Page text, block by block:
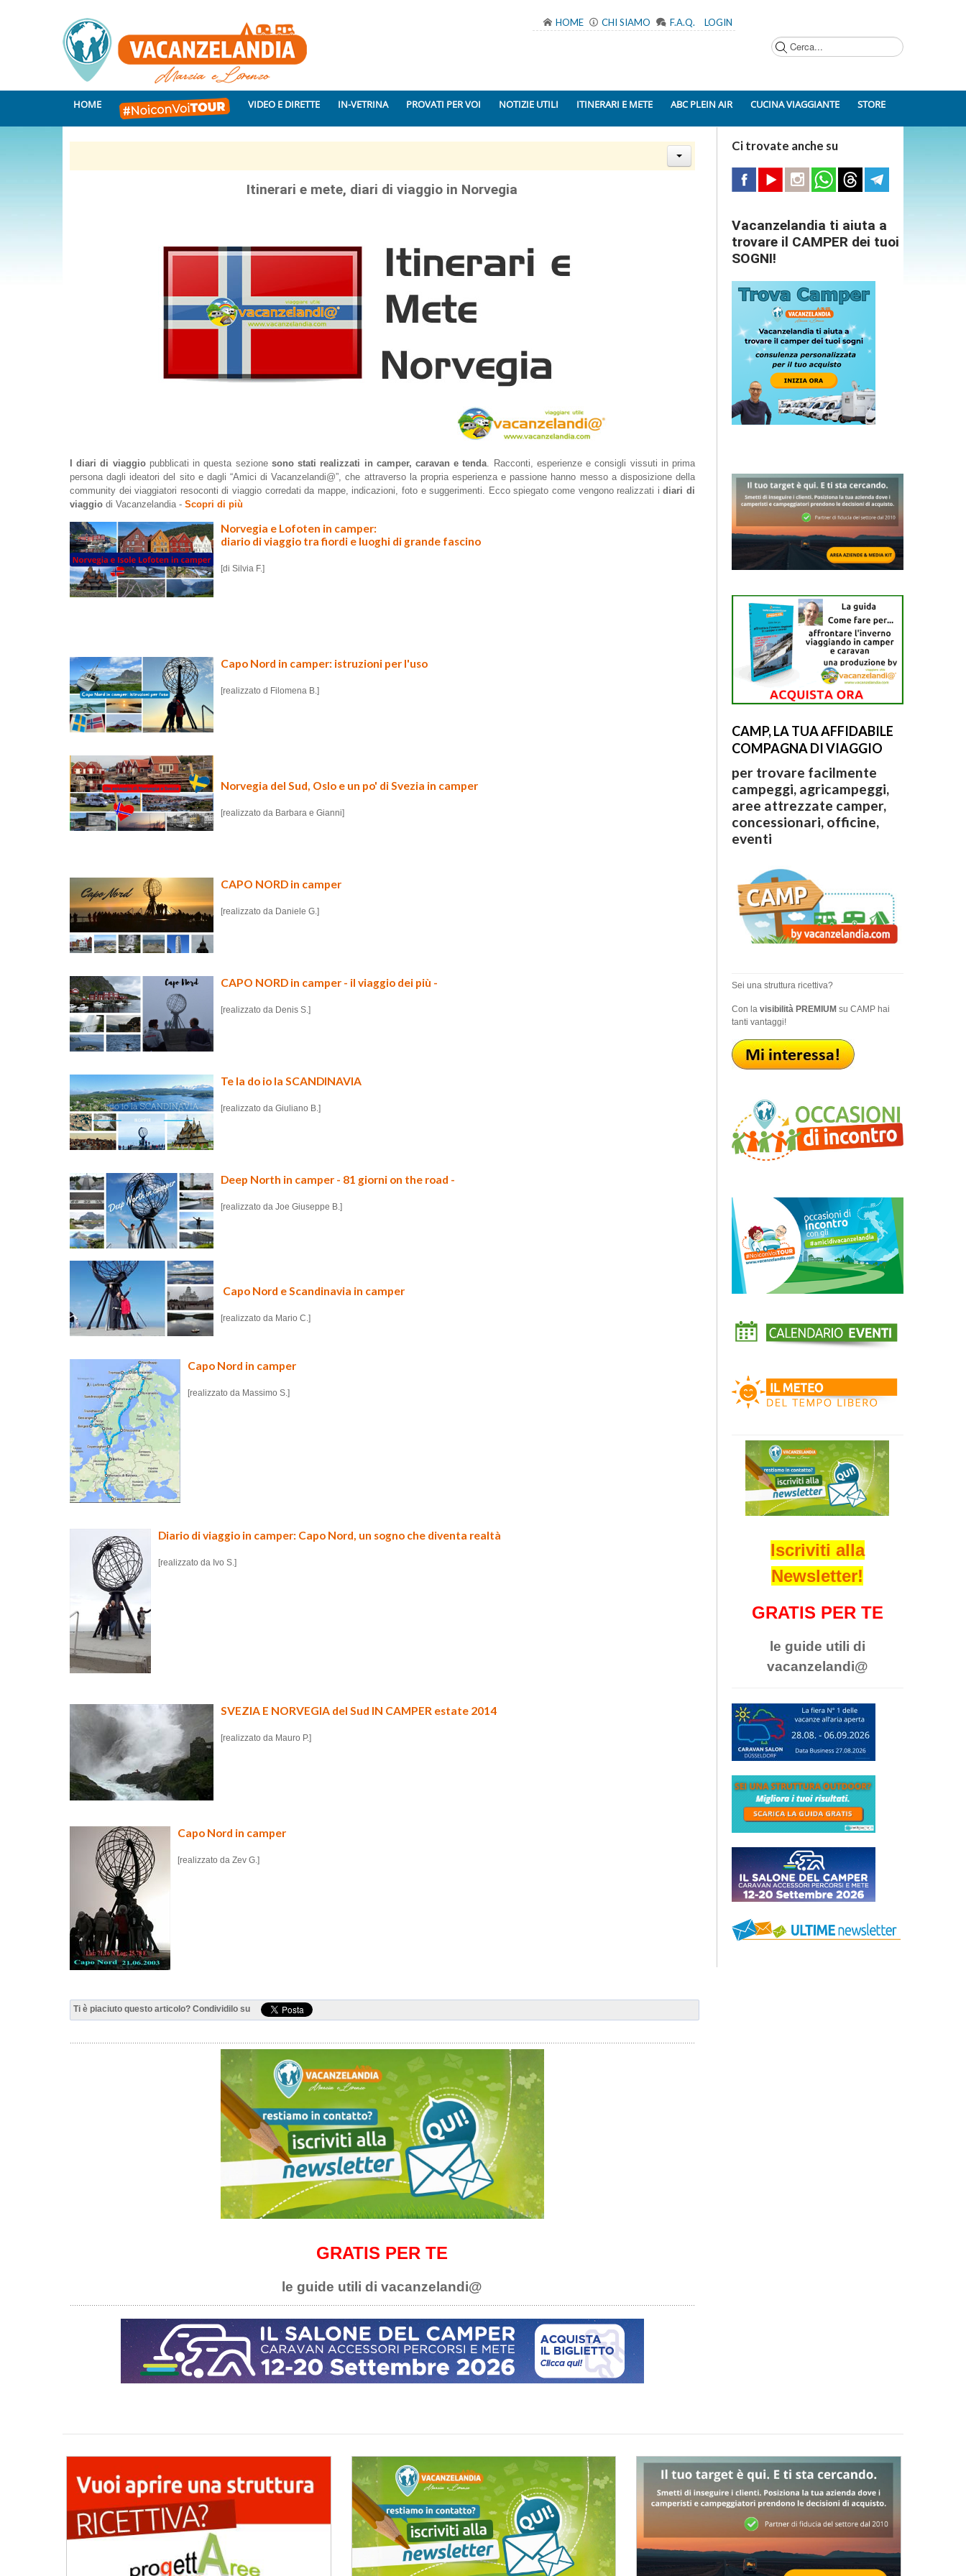
HOME CHI SIAMO F.A.Q. LOGIN
HOME VIDEO E DIRETTE IN-VETRINA PROVATI PER VOI NOTIZIE UTILI ITINERARI E METE ABC PLEIN AIR CUCINA VIAGGIANTE STORE
Itinerari e mete, diari di viaggio in Norvegia
I diari di viaggiopubblicati in questa sezione sono stati realizzati in camper, caravan e tenda. Racconti, esperienze e consigli vissuti in prima
persona dagli ideatori del sito e dagli “Amici di Vacanzelandi@”, che attraverso la propria esperienza e passione hanno messo a disposizione della
community dei viaggiatori resoconti di viaggio corredati da mappe, indicazioni, foto e suggerimenti. Ecco spiegato come vengono realizzati idiari di
viaggio di Vacanzelandia - Scopri di più
Norvegia e Lofoten in camper:
diario di viaggio tra fiordi e luoghi di grande fascino
[di Silvia F.]
Capo Nord in camper: istruzioni per l'uso
[realizzato d Filomena B.]
Norvegia del Sud, Oslo e un po' di Svezia in camper
[realizzato da Barbara e Gianni]
CAPO NORD in camper
[realizzato da Daniele G.]
CAPO NORD in camper - il viaggio dei più -
[realizzato da Denis S.]
Te la do io la SCANDINAVIA
[realizzato da Giuliano B.]
Deep North in camper - 81 giorni on the road -
[realizzato da Joe Giuseppe B.]
Capo Nord e Scandinavia in camper
[realizzato da Mario C.]
Capo Nord in camper
[realizzato da Massimo S.]
Diario di viaggio in camper: Capo Nord, un sogno che diventa realtà
[realizzato da Ivo S.]
SVEZIA E NORVEGIA del Sud IN CAMPER estate 2014
[realizzato da Mauro P.]
Capo Nord in camper
[realizzato da Zev G.]
Ti è piaciuto questo articolo? Condividilo su
GRATIS PER TE
le guide utili di vacanzelandi@
Ci trovate anche su
Vacanzelandia ti aiuta a
trovare il CAMPER dei tuoi
SOGNI!
CAMP, LA TUA AFFIDABILE
COMPAGNA DI VIAGGIO
per trovare facilmente
campeggi, agricampeggi,
aree attrezzate camper,
concessionari, officine,
eventi
Sei una struttura ricettiva?
Con la visibilità PREMIUMsu CAMP hai
tanti vantaggi!
Iscriviti alla
Newsletter!
GRATIS PER TE
le guide utili di
vacanzelandi@